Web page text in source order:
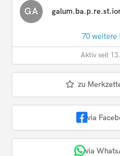
GA
70 weitere
Aktiv seit
zu
via
via